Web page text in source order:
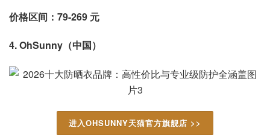
价格区间：79-269 元
4. OhSunny（中国）
进入OHSUNNY天猫官方旗舰店 >>